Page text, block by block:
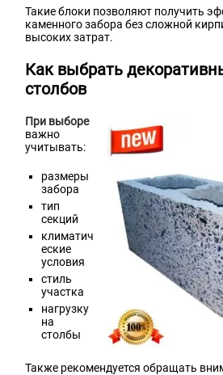
Такие блоки позволяют получить
каменного забора без сложной
высоких затрат.
Как выбрать
столбов
При выборе
важно
учитывать:
размеры
забора
тип
секций
климатич
еские
условия
стиль
участка
нагрузку
на
столбы
Также рекомендуется обращать